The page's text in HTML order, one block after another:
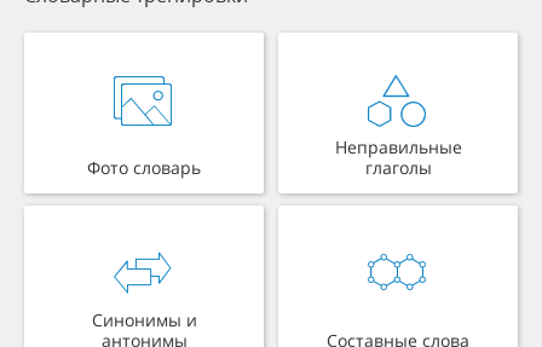
Фото словарь
Неправильные
глаголы
Синонимы и
антонимы
Составные слова